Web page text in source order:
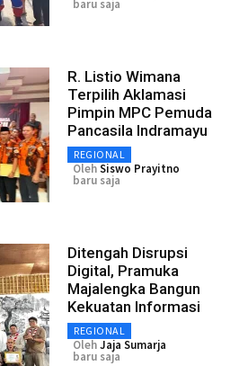
baru saja
R. Listio Wimana
Terpilih Aklamasi
Pimpin MPC Pemuda
Pancasila Indramayu
REGIONAL
OlehSiswo Prayitno
baru saja
Ditengah Disrupsi
Digital, Pramuka
Majalengka Bangun
Kekuatan Informasi
REGIONAL
OlehJaja Sumarja
baru saja